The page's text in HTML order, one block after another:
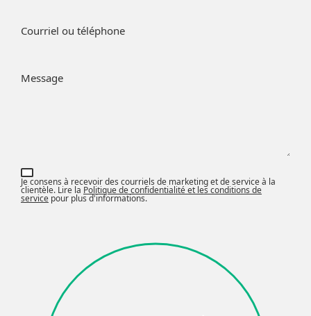
Courriel ou téléphone
Message
Je consens à recevoir des courriels de marketing et de service à la
clientèle. Lire la Politique de confidentialité et les conditions de
service pour plus d'informations.